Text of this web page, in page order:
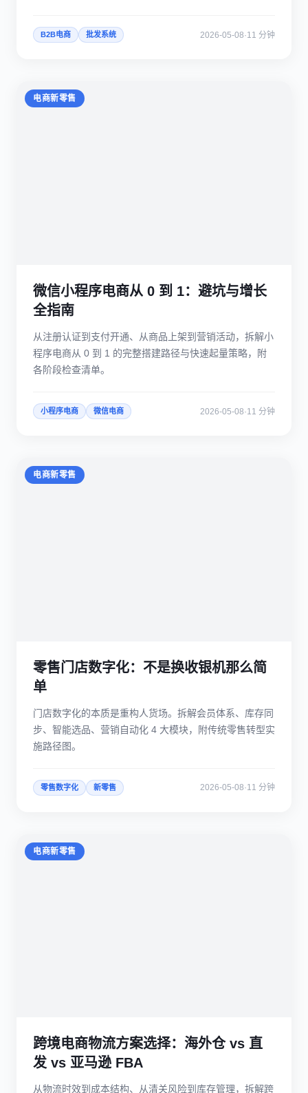
B2B电商 批发系统 2026-05-08·11 分钟
电商新零售
微信小程序电商从 0 到 1：避坑与增长
全指南
从注册认证到支付开通、从商品上架到营销活动，拆解小
程序电商从 0 到 1 的完整搭建路径与快速起量策略，附
各阶段检查清单。
小程序电商 微信电商 2026-05-08·11 分钟
电商新零售
零售门店数字化：不是换收银机那么简
单
门店数字化的本质是重构人货场。拆解会员体系、库存同
步、智能选品、营销自动化 4 大模块，附传统零售转型实
施路径图。
零售数字化 新零售 2026-05-08·11 分钟
电商新零售
跨境电商物流方案选择：海外仓 vs 直
发 vs 亚马逊 FBA
从物流时效到成本结构、从清关风险到库存管理，拆解跨